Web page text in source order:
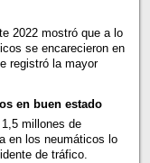
2022 mostró que a lo
se encarecieron en
registró la mayor
en buen estado
millones de
en los neumáticos lo
de tráfico.